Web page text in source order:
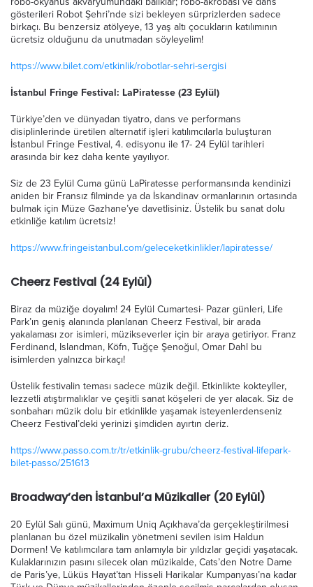
gösterileri Robot Şehri’nde sizi bekleyen sürprizlerden sadece
birkaçı. Bu benzersiz atölyeye, 13 yaş altı çocukların katılımının
ücretsiz olduğunu da unutmadan söyleyelim!
https://www.bilet.com/etkinlik/robotlar-sehri-sergisi
İstanbul Fringe Festival: LaPiratesse (23 Eylül)
Türkiye’den ve dünyadan tiyatro, dans ve performans
disiplinlerinde üretilen alternatif işleri katılımcılarla buluşturan
İstanbul Fringe Festival, 4. edisyonu ile 17- 24 Eylül tarihleri
arasında bir kez daha kente yayılıyor.
Siz de 23 Eylül Cuma günü LaPiratesse performansında kendinizi
aniden bir Fransız filminde ya da İskandinav ormanlarının ortasında
bulmak için Müze Gazhane’ye davetlisiniz. Üstelik bu sanat dolu
etkinliğe katılım ücretsiz!
https://www.fringeistanbul.com/geleceketkinlikler/lapiratesse/
Cheerz Festival (24 Eylül)
Biraz da müziğe doyalım! 24 Eylül Cumartesi- Pazar günleri, Life
Park’ın geniş alanında planlanan Cheerz Festival, bir arada
yakalaması zor isimleri, müzikseverler için bir araya getiriyor. Franz
Ferdinand, Islandman, Köfn, Tuğçe Şenoğul, Omar Dahl bu
isimlerden yalnızca birkaçı!
Üstelik festivalin teması sadece müzik değil. Etkinlikte kokteyller,
lezzetli atıştırmalıklar ve çeşitli sanat köşeleri de yer alacak. Siz de
sonbaharı müzik dolu bir etkinlikle yaşamak isteyenlerdenseniz
Cheerz Festival’deki yerinizi şimdiden ayırtın deriz.
https://www.passo.com.tr/tr/etkinlik-grubu/cheerz-festival-lifepark-
bilet-passo/251613
Broadway’den İstanbul’a Müzikaller (20 Eylül)
20 Eylül Salı günü, Maximum Uniq Açıkhava’da gerçekleştirilmesi
planlanan bu özel müzikalin yönetmeni sevilen isim Haldun
Dormen! Ve katılımcılara tam anlamıyla bir yıldızlar geçidi yaşatacak.
Kulaklarınızın pasını silecek olan müzikalde, Cats’den Notre Dame
de Paris’ye, Lüküs Hayat’tan Hisseli Harikalar Kumpanyası’na kadar